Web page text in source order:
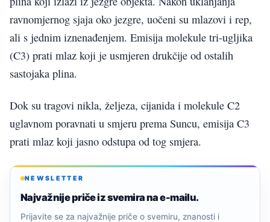
ravnomjernog sjaja oko jezgre, uočeni su mlazovi i rep,
ali s jednim iznenađenjem. Emisija molekule tri-ugljika
(C3) prati mlaz koji je usmjeren drukčije od ostalih
sastojaka plina.
Dok su tragovi nikla, željeza, cijanida i molekule C2
uglavnom poravnati u smjeru prema Suncu, emisija C3
prati mlaz koji jasno odstupa od tog smjera.
NEWSLETTER
Najvažnije priče iz svemira na e-mailu.
Prijavite se za najvažnije priče o svemiru, znanosti i